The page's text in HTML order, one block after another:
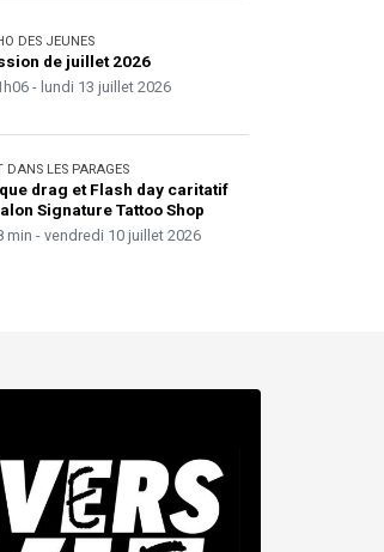
DES JEUNES
de juillet 2026
- lundi 13 juillet 2026
DANS LES PARAGES
drag et Flash day caritatif
Signature Tattoo Shop
min - vendredi 10 juillet 2026